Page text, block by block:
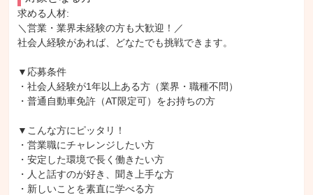
求める人材:
＼営業・業界未経験の方も大歓迎！／
社会人経験があれば、どなたでも挑戦できます。
▼応募条件
・社会人経験が1年以上ある方（業界・職種不問）
・普通自動車免許（AT限定可）をお持ちの方
▼こんな方にピッタリ！
・営業職にチャレンジしたい方
・安定した環境で長く働きたい方
・人と話すのが好き、聞き上手な方
・新しいことを素直に学べる方